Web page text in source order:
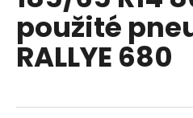
5
hvězdiček.
použité
RALLYE 680
a
j
í
?